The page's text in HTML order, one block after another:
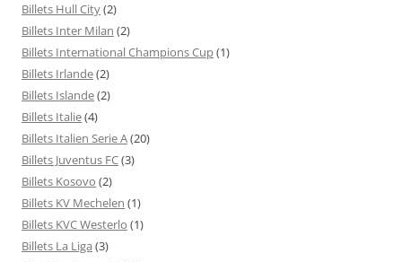
Billets Hull City(2)
Billets Inter Milan (2)
Billets International Champions Cup(1)
Billets Irlande(2)
Billets Islande(2)
Billets Italie(4)
Billets Italien Serie A(20)
Billets Juventus FC(3)
Billets Kosovo (2)
Billets KV Mechelen (1)
Billets KVC Westerlo (1)
Billets La Liga (3)